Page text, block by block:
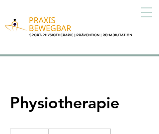
Physiotherapie